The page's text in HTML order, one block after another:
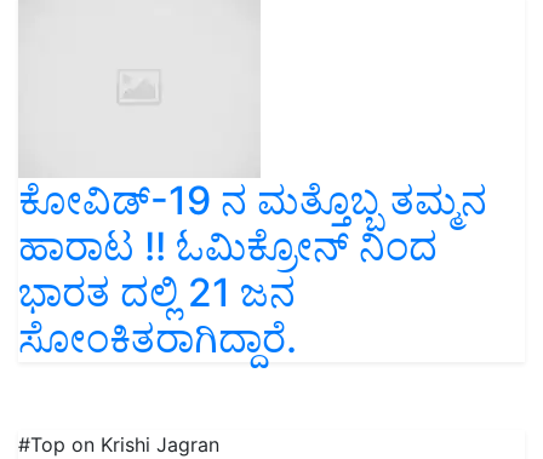
ಕೋವಿಡ್-19 ನ ಮತ್ತೊಬ್ಬ ತಮ್ಮನ
ಹಾರಾಟ !! ಓಮಿಕ್ರೋನ್ ನಿಂದ
ಭಾರತ ದಲ್ಲಿ 21 ಜನ
ಸೋಂಕಿತರಾಗಿದ್ದಾರೆ.
#Top on Krishi Jagran